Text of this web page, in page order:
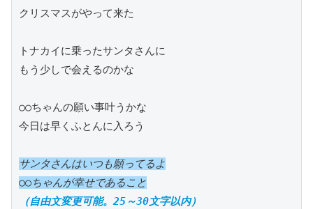
クリスマスがやって来た
トナカイに乗ったサンタさんに
もう少しで会えるのかな
○○ちゃんの願い事叶うかな
サンタさんはいつも願ってるよ
○○ちゃんが幸せであること
（自由文変更可能。25～30文字以内）